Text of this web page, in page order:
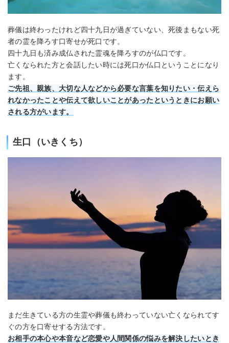
葬儀は終わったけれど四十九日が過ぎていない、死後まもない死
者の霊を降ろす口寄せが死口です。
四十九日も済み成仏された霊魂を降ろすのが仏口です。
亡くなられた方と会話したい時には死口か仏口ということになり
ます。
ご先祖、親族、大切な人などから必要な言葉を知りたい・伝えら
れなかったことや伝えて欲しいことがあったというときにお願い
される方がいます。
生口（いきくち）
まだ生きている方の生霊や葬儀も終わっていない亡くなられてす
ぐの方を口寄せする方法です。
お相手の本心や本音など恋愛や人間関係の悩みを解決したいとき